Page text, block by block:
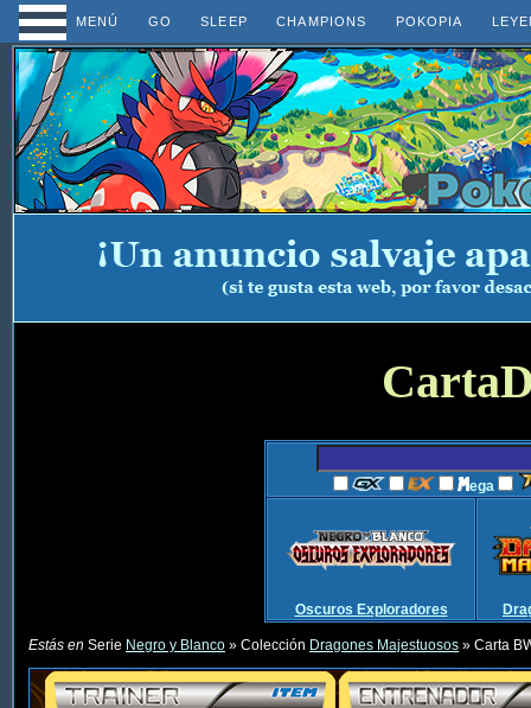
MENÚ GO SLEEP CHAMPIONS POKOPIA
ega
Oscuros Exploradores
Estás en Serie Negro y Blanco » Colección Dragones Majestuosos » Carta